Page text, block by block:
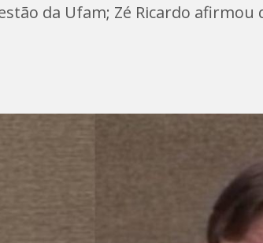
da Ufam; Zé Ricardo afirmou